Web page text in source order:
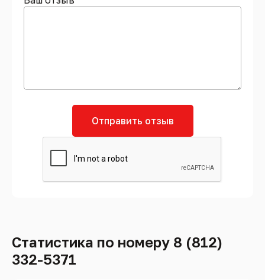
Отправить отзыв
Статистика по номеру 8 (812)
332-5371